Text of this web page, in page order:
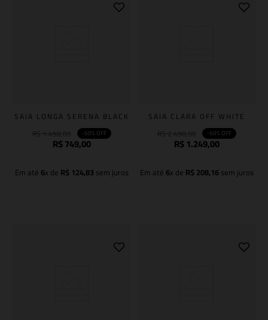
SAIA LONGA SERENA BLACK
-50% OFF
R$749,00
Em até 6x de R$124,83 sem juros
SAIA CLARA OFF WHITE
-50% OFF
R$1.249,00
Em até 6x de R$208,16sem juros